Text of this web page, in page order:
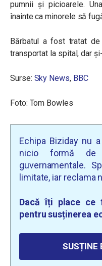
pumnii și picioarele.
înainte ca minorele să
Bărbatul a fost tratat
transportat la spital, dar
Surse: Sky News, BBC
Foto: Tom Bowles
Echipa Biziday nu
nicio formă de
guvernamentale.
limitate, iar reclama
Dacă îți place ce
pentru susținerea
SUSȚINE